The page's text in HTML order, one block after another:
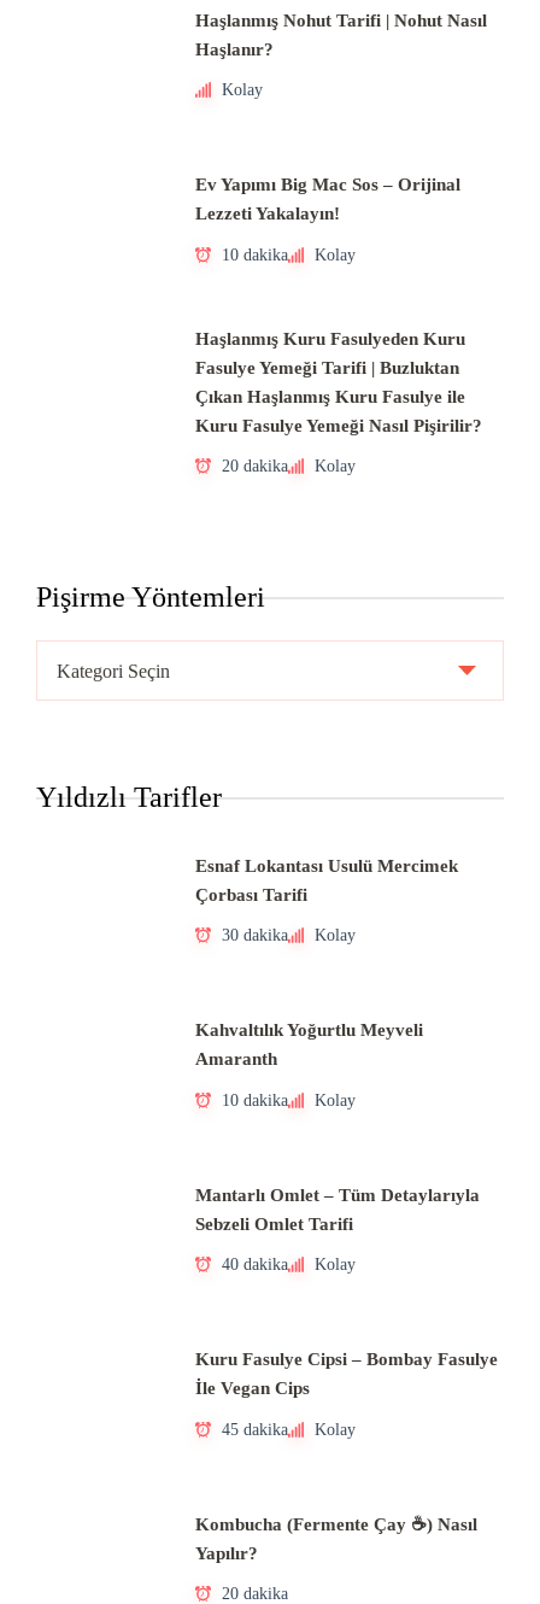
Haşlanmış Nohut Tarifi | Nohut Nasıl
Haşlanır?
Kolay
Ev Yapımı Big Mac Sos – Orijinal
Lezzeti Yakalayın!
10 dakika Kolay
Haşlanmış Kuru Fasulyeden Kuru
Fasulye Yemeği Tarifi | Buzluktan
Çıkan Haşlanmış Kuru Fasulye ile
Kuru Fasulye Yemeği Nasıl Pişirilir?
20 dakika Kolay
Pişirme Yöntemleri
Yöntemleri
Yıldızlı Tarifler
Esnaf Lokantası Usulü Mercimek
Çorbası Tarifi
30 dakika Kolay
Kahvaltılık Yoğurtlu Meyveli
Amaranth
10 dakika Kolay
Mantarlı Omlet – Tüm Detaylarıyla
Sebzeli Omlet Tarifi
40 dakika Kolay
Kuru Fasulye Cipsi – Bombay Fasulye
İle Vegan Cips
45 dakika Kolay
Kombucha (Fermente Çay ☕) Nasıl
Yapılır?
20 dakika